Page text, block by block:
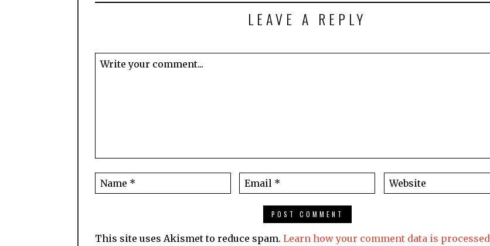
LEAVE A REPLY
This site uses Akismet to reduce spam. Learn how your comment data is processed